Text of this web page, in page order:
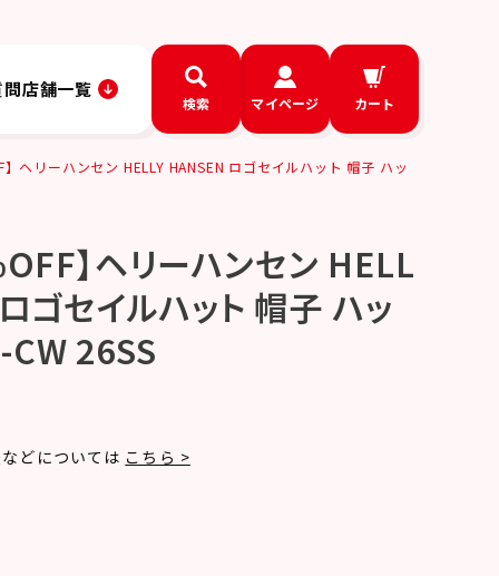
店舗一覧
検索 マイページ カート
ヘリーハンセン HELLY HANSEN ロゴセイルハット 帽子 ハッ
】ヘリーハンセン HELL
ゴセイルハット 帽子 ハッ
26SS
どについては こちら >